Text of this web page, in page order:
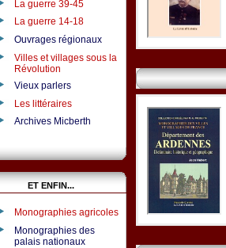
La guerre 39-45
La guerre 14-18
Ouvrages régionaux
Villes et villages sous la
Révolution
Vieux parlers
Les littéraires
Archives Micberth
ET ENFIN...
Monographies agricoles
Monographies des
palais nationaux